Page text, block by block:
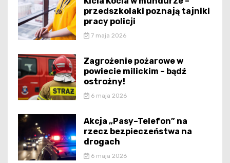
przedszkolaki poznają tajniki
pracy policji
7 maja 2026
Zagrożenie pożarowe w
powiecie milickim – bądź
ostrożny!
6 maja 2026
Akcja „Pasy–Telefon” na
rzecz bezpieczeństwa na
drogach
6 maja 2026